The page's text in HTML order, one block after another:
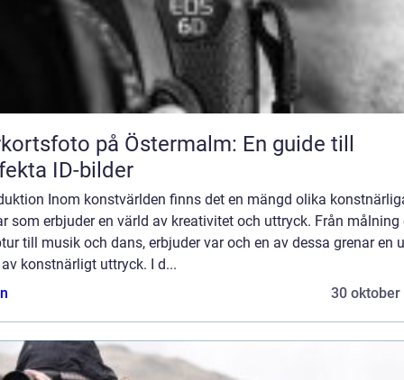
på Östermalm: En guide till
ID-bilder
Inom konstvärlden finns det en mängd olika
som erbjuder en värld av kreativitet och uttryck. Från målning
till musik och dans, erbjuder var och en av dessa grenar en
konstnärligt uttryck. I d...
30 oktober